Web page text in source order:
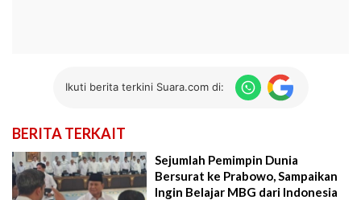
Ikuti berita terkini Suara.com di:
BERITA TERKAIT
Sejumlah Pemimpin Dunia
Bersurat ke Prabowo, Sampaikan
Ingin Belajar MBG dari Indonesia